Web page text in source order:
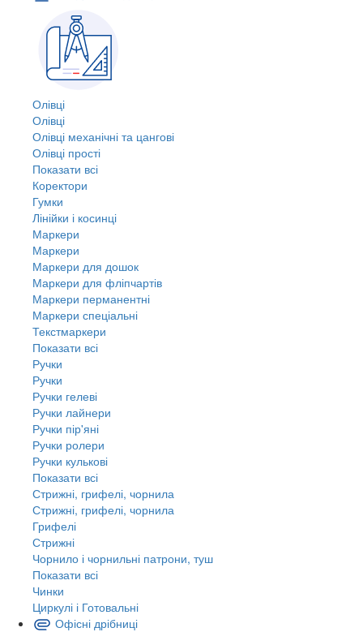
Олівці
Олівці
Олівці механічні та цангові
Олівці прості
Показати всі
Коректори
Гумки
Лінійки і косинці
Маркери
Маркери
Маркери для дошок
Маркери для фліпчартів
Маркери перманентні
Маркери спеціальні
Текстмаркери
Показати всі
Ручки
Ручки
Ручки гелеві
Ручки лайнери
Ручки пір'яні
Ручки ролери
Ручки кулькові
Показати всі
Стрижні, грифелі, чорнила
Стрижні, грифелі, чорнила
Грифелі
Стрижні
Чорнило і чорнильні патрони, туш
Показати всі
Чинки
Циркулі і Готовальні
Офісні дрібниці